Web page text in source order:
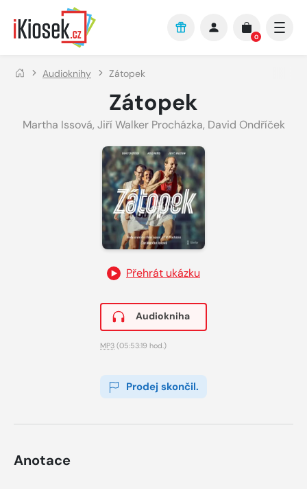
Přejít na hlavní obsah
0
Audioknihy Zátopek
Zátopek
Martha Issová, Jiří Walker Procházka, David Ondříček
Přehrát ukázku
Audiokniha
MP3 (05:53:19 hod.)
Prodej skončil.
Anotace